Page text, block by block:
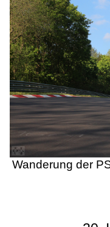
Wanderung der